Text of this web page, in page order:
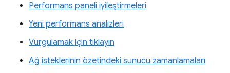
Performans paneli iyileştirmeleri
Yeni performans analizleri
Vurgulamak için tıklayın
Ağ isteklerinin özetindeki sunucu zamanlamaları